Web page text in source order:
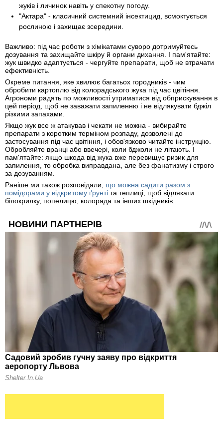
жуків і личинок навіть у спекотну погоду.
"Актара" - класичний системний інсектицид, всмоктується
рослиною і захищає зсередини.
Важливо: під час роботи з хімікатами суворо дотримуйтесь
дозування та захищайте шкіру й органи дихання. І пам'ятайте:
жук швидко адаптується - чергуйте препарати, щоб не втрачати
ефективність.
Окреме питання, яке хвилює багатьох городників - чим
обробити картоплю від колорадського жука під час цвітіння.
Агрономи радять по можливості утриматися від обприскування в
цей період, щоб не заважати запиленню і не відлякувати бджіл
різкими запахами.
Якщо жук все ж атакував і чекати не можна - вибирайте
препарати з коротким терміном розпаду, дозволені до
застосування під час цвітіння, і обов'язково читайте інструкцію.
Обробляйте вранці або ввечері, коли бджоли не літають. І
пам'ятайте: якщо шкода від жука вже перевищує ризик для
запилення, то обробка виправдана, але без фанатизму і строго
за дозуванням.
Раніше ми також розповідали, що можна садити разом з
помідорами у відкритому ґрунті та теплиці, щоб відлякати
білокрилку, попелицю, колорада та інших шкідників.